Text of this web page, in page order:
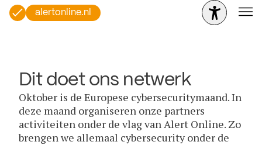
alertonline.nl
Dit doet ons netwerk
Oktober is de Europese cybersecuritymaand. In
deze maand organiseren onze partners
activiteiten onder de vlag van Alert Online. Zo
brengen we allemaal cybersecurity onder de